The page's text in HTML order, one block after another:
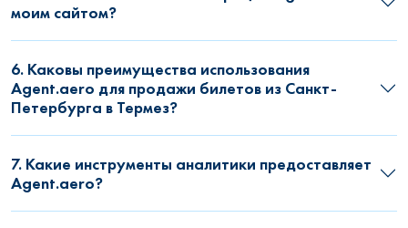
моим сайтом?
6. Каковы преимущества использования
Agent.aero для продажи билетов из Санкт-
Петербурга в Термез?
7. Какие инструменты аналитики предоставляет
Agent.aero?